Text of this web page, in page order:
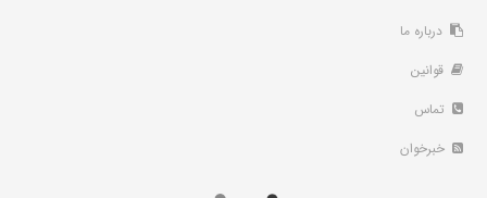
درباره ما
قوانین
تماس
خبرخوان